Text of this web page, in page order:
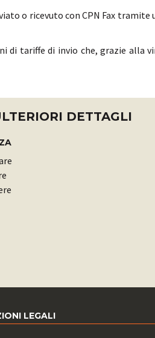
o ricevuto con CPN Fax
di tariffe di invio che, grazie alla
DETTAGLI
LEGALI